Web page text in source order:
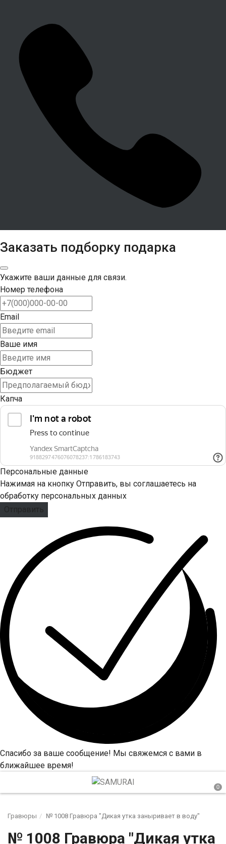
Заказать подборку подарка
Укажите ваши данные для связи.
Номер телефона
Email
Ваше имя
Бюджет
Капча
Персональные данные
Нажимая на кнопку Отправить, вы соглашаетесь на
обработку персональных данных
Отправить
Спасибо за ваше сообщение! Мы свяжемся с вами в
ближайшее время!
Гравюры № 1008 Гравюра "Дикая утка заныривает в воду"
№ 1008 Гравюра "Дикая утка